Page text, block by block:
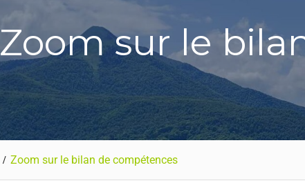
Zoom sur le
Zoom sur le bilan de compétences